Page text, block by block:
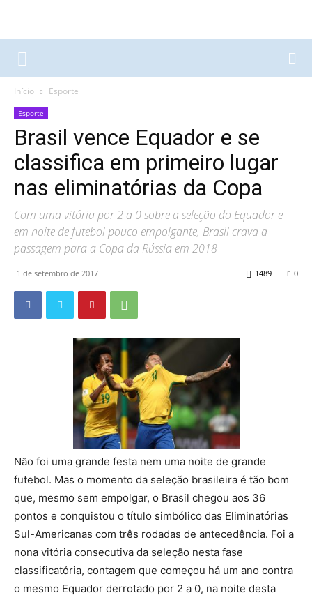
Início Esporte
Esporte
Brasil vence Equador e se
classifica em primeiro lugar
nas eliminatórias da Copa
Com uma vitória por 2 a 0 sobre a seleção do Equador e
em noite de futebol pouco empolgante, Brasil crava a
passagem para a Copa da Rússia em 2018
1 de setembro de 2017 0
1489
Não foi uma grande festa nem uma noite de grande
futebol. Mas o momento da seleção brasileira é tão bom
que, mesmo sem empolgar, o Brasil chegou aos 36
pontos e conquistou o título simbólico das Eliminatórias
Sul-Americanas com três rodadas de antecedência. Foi a
nona vitória consecutiva da seleção nesta fase
classificatória, contagem que começou há um ano contra
o mesmo Equador derrotado por 2 a 0, na noite desta